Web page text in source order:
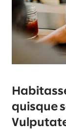
quisque